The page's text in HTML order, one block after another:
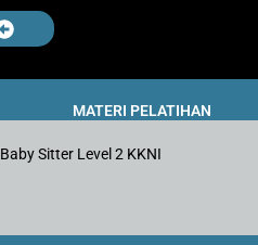
MATERI PELATIHAN
Baby Sitter Level 2 KKNI